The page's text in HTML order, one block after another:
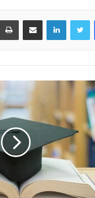
فيسبوك تويتر لينكدإن مشاركة عبر البريد